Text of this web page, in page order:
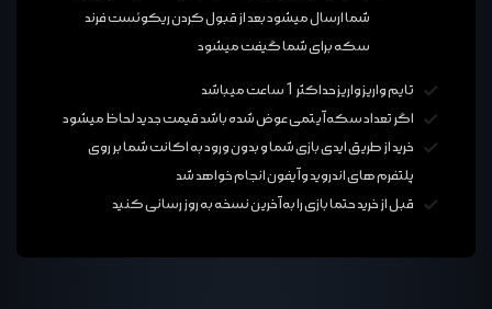
شما ارسال میشود بعد از قبول کردن ریکوئست فرند
سکه برای شما گیفت میشود
تایم واریز واریز حداکثر 1 ساعت میباشد
اگر تعداد سکه آیتمی عوض شده باشد قیمت جدید لحاظ میشود
خرید از طریق ایدی بازی شما و بدون ورود به اکانت شما بر روی
پلتفرم های اندروید و آیفون انجام خواهد شد
قبل از خرید حتما بازی را به آخرین نسخه به روز رسانی کنید